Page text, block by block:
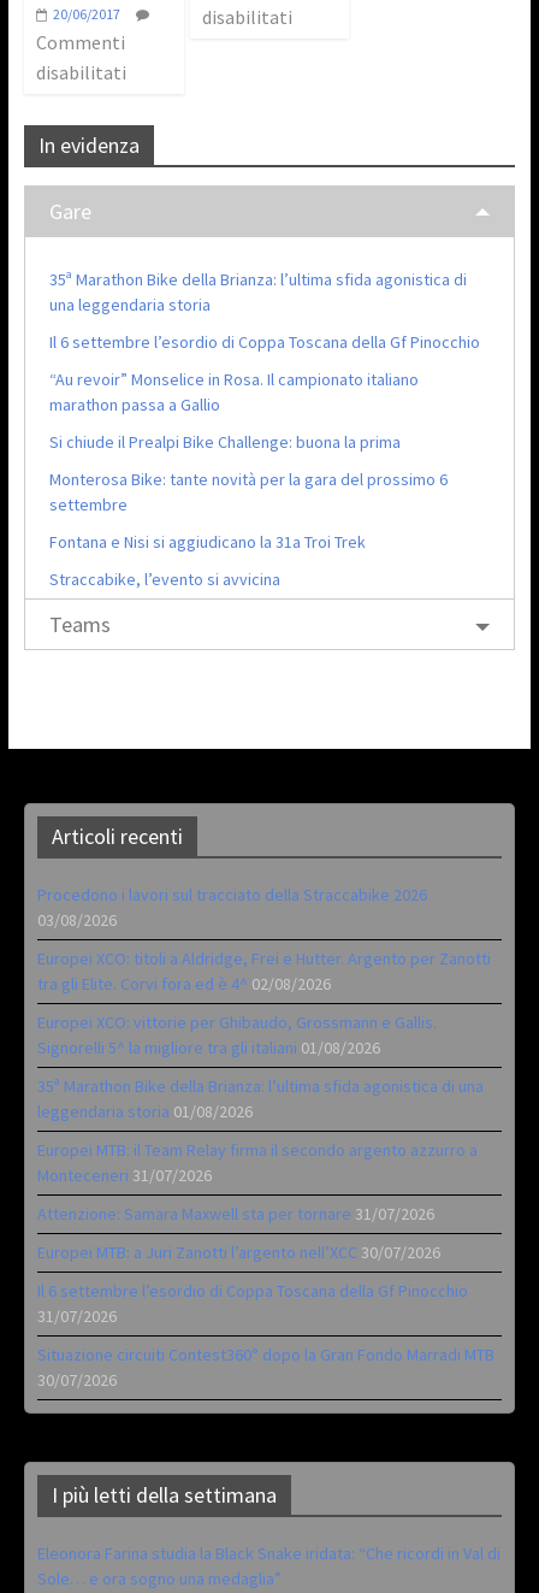
20/06/2017
Commenti
disabilitati
disabilitati
In evidenza
Gare
35ª Marathon Bike della Brianza: l’ultima sfida agonistica di
una leggendaria storia
Il 6 settembre l’esordio di Coppa Toscana della Gf Pinocchio
“Au revoir” Monselice in Rosa. Il campionato italiano
marathon passa a Gallio
Si chiude il Prealpi Bike Challenge: buona la prima
Monterosa Bike: tante novità per la gara del prossimo 6
settembre
Fontana e Nisi si aggiudicano la 31a Troi Trek
Straccabike, l’evento si avvicina
Teams
Articoli recenti
Procedono i lavori sul tracciato della Straccabike 2026
03/08/2026
Europei XCO: titoli a Aldridge, Frei e Hutter. Argento per Zanotti
tra gli Elite. Corvi fora ed è 4^ 02/08/2026
Europei XCO: vittorie per Ghibaudo, Grossmann e Gallis.
Signorelli 5^ la migliore tra gli italiani 01/08/2026
35ª Marathon Bike della Brianza: l’ultima sfida agonistica di una
leggendaria storia 01/08/2026
Europei MTB: il Team Relay firma il secondo argento azzurro a
Monteceneri 31/07/2026
Attenzione: Samara Maxwell sta per tornare 31/07/2026
Europei MTB: a Juri Zanotti l’argento nell’XCC 30/07/2026
Il 6 settembre l’esordio di Coppa Toscana della Gf Pinocchio
31/07/2026
Situazione circuiti Contest360° dopo la Gran Fondo Marradi MTB
30/07/2026
I più letti della settimana
Eleonora Farina studia la Black Snake iridata: “Che ricordi in Val di
Sole… e ora sogno una medaglia”